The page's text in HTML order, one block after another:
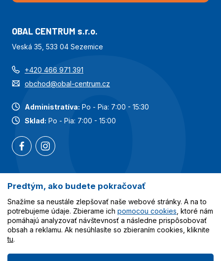
OBAL CENTRUM s.r.o.
Veská 35, 533 04 Sezemice
+420 466 971 391
obchod@obal-centrum.cz
Administratíva: Po - Pia: 7:00 - 15:30
Sklad: Po - Pia: 7:00 - 15:00
Najobľúbenejšie kategórie
Služby
Všetko o nákupe
Predtým, ako budete pokračovať
Snažíme sa neustále zlepšovať naše webové stránky. A na to
potrebujeme údaje. Zbierame ich pomocou cookies , ktoré nám
pomáhajú analyzovať návštevnosť a následne prispôsobovať
obsah a reklamu. Ak nesúhlasíte so zbieraním cookies, kliknite
tu.